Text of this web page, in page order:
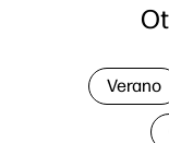
Verano